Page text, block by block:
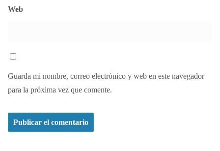
Web
Guarda mi nombre, correo electrónico y web en este navegador
para la próxima vez que comente.